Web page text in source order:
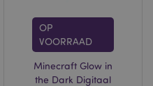
OP
VOORRAAD
Minecraft Glow in
the Dark Digitaal